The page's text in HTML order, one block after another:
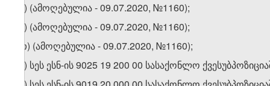
თ.ვ) (ამოღებულია - 09.07.2020, №1160);
თ.ზ) (ამოღებულია - 09.07.2020, №1160);
თ.თ) (ამოღებულია - 09.07.2020, №1160);
თ.ი) სეს ესნ-ის 9025 19 200 00 სასაქონლო